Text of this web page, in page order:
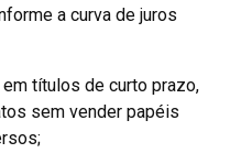
a curva de juros
títulos de curto prazo,
sem vender papéis